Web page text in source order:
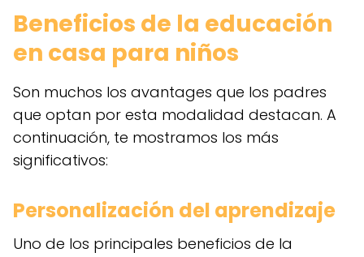
Beneficios de la educación
en casa para niños
Son muchos los avantages que los padres
que optan por esta modalidad destacan. A
continuación, te mostramos los más
significativos:
Personalización del aprendizaje
Uno de los principales beneficios de la